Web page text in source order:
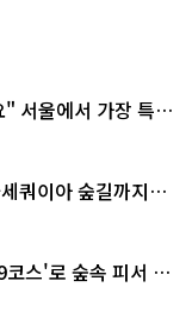
서울에서 가장 특별
쿼이아 숲길까지…
스'로 숲속 피서 떠